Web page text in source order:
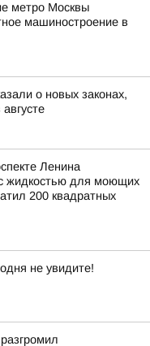
метро Москвы
машиностроение в
о новых законах,
Ленина
жидкостью для моющих
200 квадратных
не увидите!